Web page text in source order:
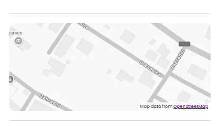
Vše přišlo velice rychle krásně zabalené. Rostlinky po přesazení
velice dobře prospívají
Jarda
Dobrý den, byli jsme spokojeni
Eshop, objednání bylo v pořádku, žádný problém. Jen jsem byla
smutná z dodávky jedné kytky, která nebyla v nejlepší kondici a i
Map data fromOpenStreetMap